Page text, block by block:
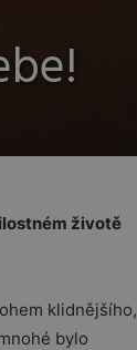
životě
klidnějšího,
bylo